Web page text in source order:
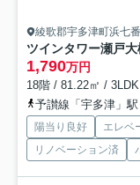
綾歌郡宇多津町浜七
ツインタワー瀬戸
1,790万円
18階 / 81.22㎡ /
予讃線「宇多津」
陽当り良好 エレベ
リノベーション済